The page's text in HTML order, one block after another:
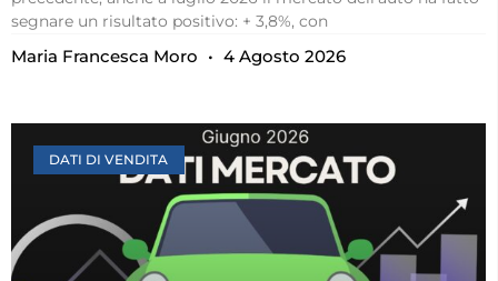
segnare un risultato positivo: + 3,8%, con
Maria Francesca Moro 4 Agosto 2026
DATI DI VENDITA